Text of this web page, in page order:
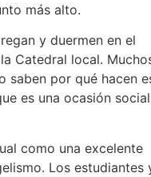
más alto.
y duermen en el
Catedral local.
saben por qué hacen
es una ocasión social
como una excelente
Los estudiantes